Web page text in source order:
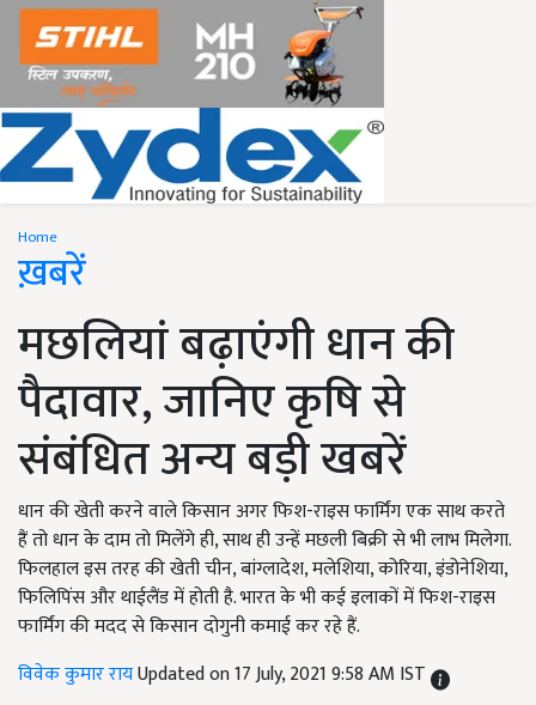
Home
ख़बरें
मछलियां बढ़ाएंगी धान की
पैदावार, जानिए कृषि से
संबंधित अन्य बड़ी खबरें
धान की खेती करने वाले किसान अगर फिश-राइस फार्मिंग एक साथ करते
हैं तो धान के दाम तो मिलेंगे ही, साथ ही उन्हें मछली बिक्री से भी लाभ मिलेगा.
फिलहाल इस तरह की खेती चीन, बांग्लादेश, मलेशिया, कोरिया, इंडोनेशिया,
फिलिपिंस और थाईलैंड में होती है. भारत के भी कई इलाकों में फिश-राइस
फार्मिंग की मदद से किसान दोगुनी कमाई कर रहे हैं.
विवेक कुमार रायUpdated on 17 July, 2021 9:58 AM IST